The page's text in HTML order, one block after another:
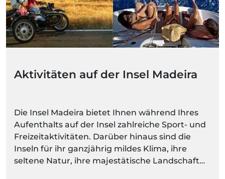
Aktivitäten auf der Insel Madeira
Die Insel Madeira bietet Ihnen während Ihres
Aufenthalts auf der Insel zahlreiche Sport- und
Freizeitaktivitäten. Darüber hinaus sind die
Inseln für ihr ganzjährig mildes Klima, ihre
seltene Natur, ihre majestätische Landschaft